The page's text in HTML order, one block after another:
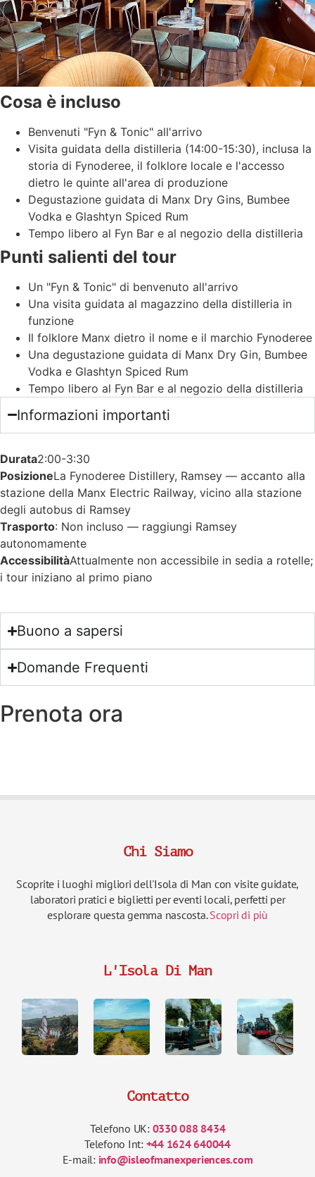
Cosa è incluso
Benvenuti "Fyn & Tonic" all'arrivo
Visita guidata della distilleria (14:00-15:30), inclusa la
storia di Fynoderee, il folklore locale e l'accesso
dietro le quinte all'area di produzione
Degustazione guidata di Manx Dry Gins, Bumbee
Vodka e Glashtyn Spiced Rum
Tempo libero al Fyn Bar e al negozio della distilleria
Punti salienti del tour
Un "Fyn & Tonic" di benvenuto all'arrivo
Una visita guidata al magazzino della distilleria in
funzione
Il folklore Manx dietro il nome e il marchio Fynoderee
Una degustazione guidata di Manx Dry Gin, Bumbee
Vodka e Glashtyn Spiced Rum
Tempo libero al Fyn Bar e al negozio della distilleria
Informazioni importanti
Durata2:00-3:30
PosizioneLa Fynoderee Distillery, Ramsey — accanto alla
stazione della Manx Electric Railway, vicino alla stazione
degli autobus di Ramsey
Trasporto: Non incluso — raggiungi Ramsey
autonomamente
AccessibilitàAttualmente non accessibile in sedia a rotelle;
i tour iniziano al primo piano
Buono a sapersi
Domande Frequenti
Prenota ora
Chi Siamo
Scoprite i luoghi migliori dell'Isola di Man con visite guidate,
laboratori pratici e biglietti per eventi locali, perfetti per
esplorare questa gemma nascosta.Scopri di più
L'Isola Di Man
Contatto
Telefono UK: 0330 088 8434
Telefono Int: +44 1624 640044
E-mail: info@isleofmanexperiences.com